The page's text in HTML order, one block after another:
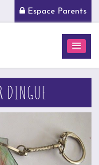
Espace Parents
DINGUE